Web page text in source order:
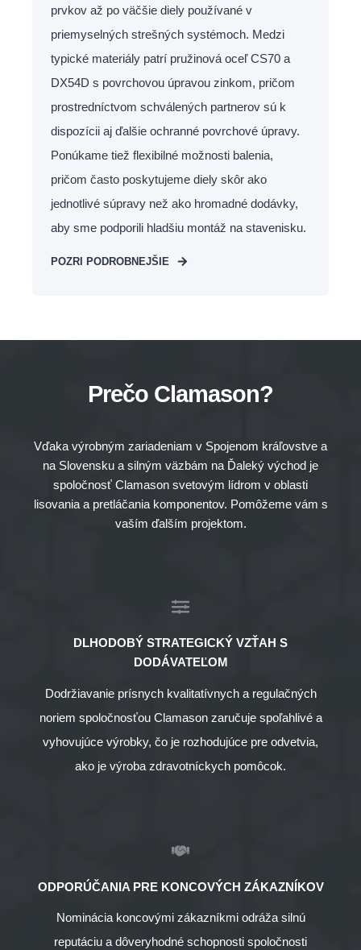
prvkov až po väčšie diely používané v
priemyselných strešných systémoch. Medzi
typické materiály patrí pružinová oceľ CS70 a
DX54D s povrchovou úpravou zinkom, pričom
prostredníctvom schválených partnerov sú k
dispozícii aj ďalšie ochranné povrchové úpravy.
Ponúkame tiež flexibilné možnosti balenia,
pričom často poskytujeme diely skôr ako
jednotlivé súpravy než ako hromadné dodávky,
aby sme podporili hladšiu montáž na stavenisku.
POZRI PODROBNEJŠIE
Prečo Clamason?
Vďaka výrobným zariadeniam v Spojenom kráľovstve a
na Slovensku a silným väzbám na Ďaleký východ je
spoločnosť Clamason svetovým lídrom v oblasti
lisovania a pretláčania komponentov. Pomôžeme vám s
vaším ďalším projektom.
DLHODOBÝ STRATEGICKÝ VZŤAH S
DODÁVATEĽOM
Dodržiavanie prísnych kvalitatívnych a regulačných
noriem spoločnosťou Clamason zaručuje spoľahlivé a
vyhovujúce výrobky, čo je rozhodujúce pre odvetvia,
ako je výroba zdravotníckych pomôcok.
ODPORÚČANIA PRE KONCOVÝCH ZÁKAZNÍKOV
Nominácia koncovými zákazníkmi odráža silnú
reputáciu a dôveryhodné schopnosti spoločnosti